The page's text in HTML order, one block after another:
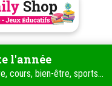
l'année
cours, bien-être, sports...